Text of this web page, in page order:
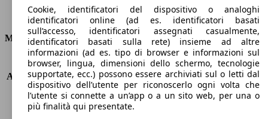
Consumi
Motore e Prestazioni
KW (PS)
88 kW (120 PS)
Accelerazione (0-100 km/h) 10.5s
Velocità massima (km/h)
195 km/h
Numero di marce
6
Cookie, identificatori del dispositivo o analoghi
identificatori online (ad es. identificatori basati
sull’accesso, identificatori assegnati casualmente,
identificatori basati sulla rete) insieme ad altre
informazioni (ad es. tipo di browser e informazioni sul
browser, lingua, dimensioni dello schermo, tecnologie
supportate, ecc.) possono essere archiviati sul o letti dal
dispositivo dell’utente per riconoscerlo ogni volta che
l’utente si connette a un’app o a un sito web, per una o
più finalità qui presentate.